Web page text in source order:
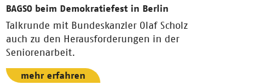
BAGSO beim Demokratiefest in Berlin
Talkrunde mit Bundeskanzler Olaf Scholz
auch zu den Herausforderungen in der
Seniorenarbeit.
mehr erfahren